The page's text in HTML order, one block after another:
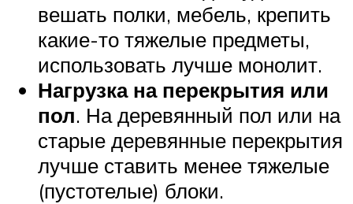
вешать полки, мебель, крепить
какие-то тяжелые предметы,
использовать лучше монолит.
Нагрузка на перекрытия или
пол. На деревянный пол или на
старые деревянные перекрытия
лучше ставить менее тяжелые
(пустотелые) блоки.